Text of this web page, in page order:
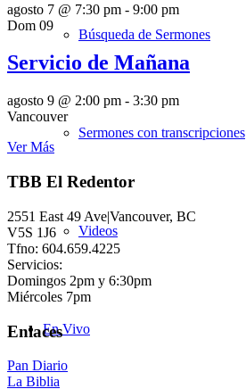
Búsqueda de Sermones
Sermones con transcripciones
Videos
En Vivo
agosto 7 @ 7:30 pm - 9:00 pm
Dom 09
Servicio de Mañana
agosto 9 @ 2:00 pm - 3:30 pm
Vancouver
Ver Más
TBB El Redentor
2551 East 49 Ave|Vancouver, BC
V5S 1J6
Tfno: 604.659.4225
Servicios:
Domingos 2pm y 6:30pm
Miércoles 7pm
Enlaces
Pan Diario
La Biblia